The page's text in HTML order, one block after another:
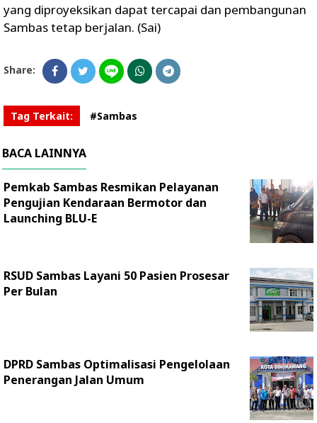
yang diproyeksikan dapat tercapai dan pembangunan
Sambas tetap berjalan. (Sai)
Share:
Tag Terkait: #Sambas
BACA LAINNYA
Pemkab Sambas Resmikan Pelayanan
Pengujian Kendaraan Bermotor dan
Launching BLU-E
RSUD Sambas Layani 50 Pasien Prosesar
Per Bulan
DPRD Sambas Optimalisasi Pengelolaan
Penerangan Jalan Umum